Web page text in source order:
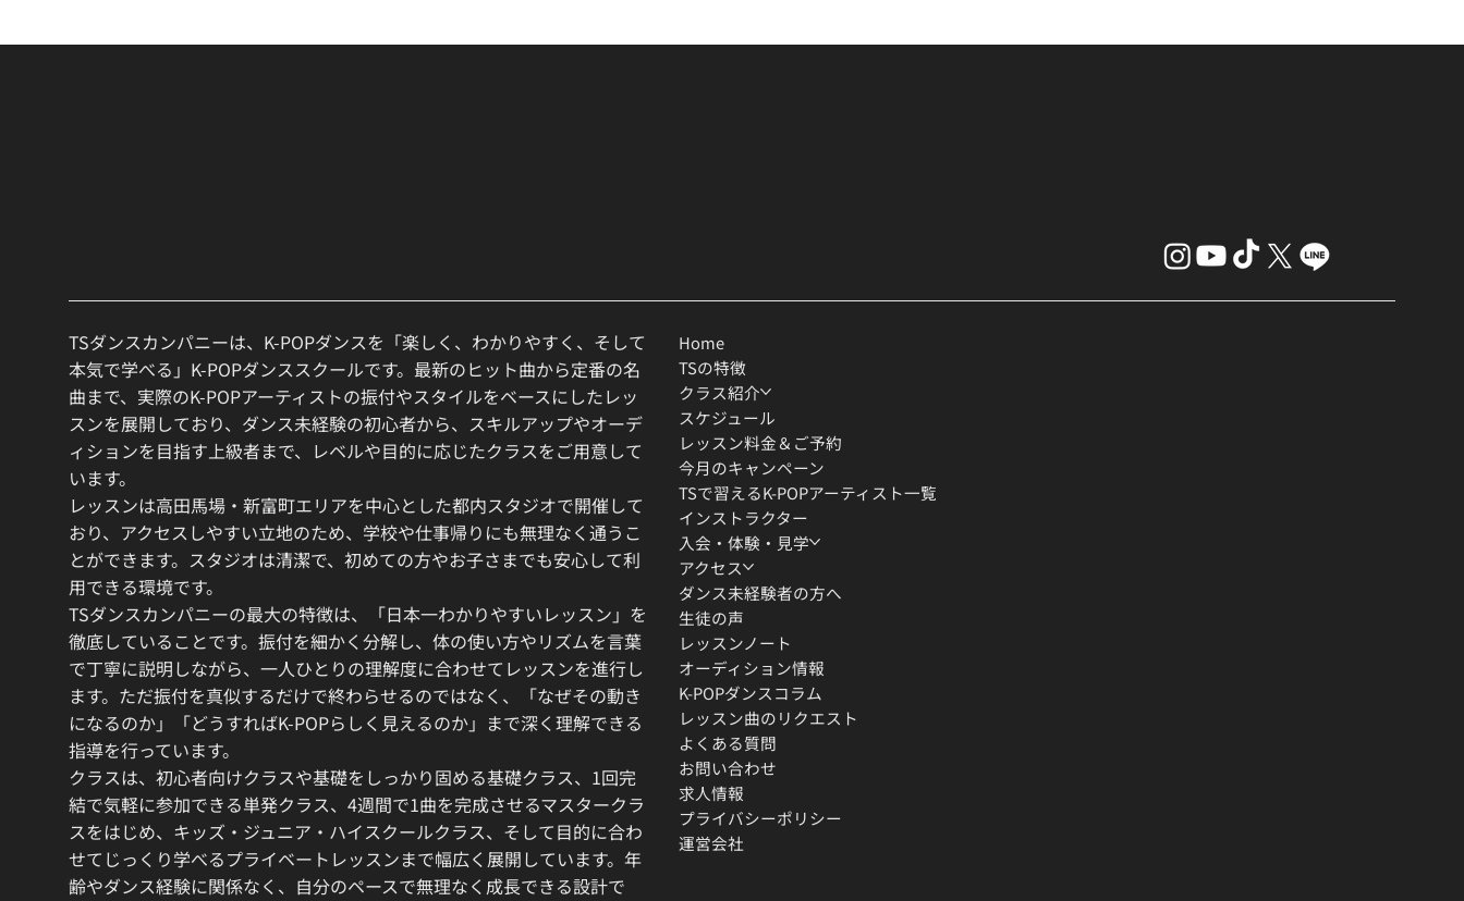
TSダンスカンパニーは、K-POPダンスを「楽しく、わかりやすく、そして
本気で学べる」K-POPダンススクールです。最新のヒット曲から定番の名
曲まで、実際のK-POPアーティストの振付やスタイルをベースにしたレッ
スンを展開しており、ダンス未経験の初心者から、スキルアップやオーデ
ィションを目指す上級者まで、レベルや目的に応じたクラスをご用意して
います。
レッスンは高田馬場・新富町エリアを中心とした都内スタジオで開催して
おり、アクセスしやすい立地のため、学校や仕事帰りにも無理なく通うこ
とができます。スタジオは清潔で、初めての方やお子さまでも安心して利
用できる環境です。
TSダンスカンパニーの最大の特徴は、「日本一わかりやすいレッスン」を
徹底していることです。振付を細かく分解し、体の使い方やリズムを言葉
で丁寧に説明しながら、一人ひとりの理解度に合わせてレッスンを進行し
ます。ただ振付を真似するだけで終わらせるのではなく、「なぜその動き
になるのか」「どうすればK-POPらしく見えるのか」まで深く理解できる
指導を行っています。
クラスは、初心者向けクラスや基礎をしっかり固める基礎クラス、1回完
結で気軽に参加できる単発クラス、4週間で1曲を完成させるマスタークラ
スをはじめ、キッズ・ジュニア・ハイスクールクラス、そして目的に合わ
せてじっくり学べるプライベートレッスンまで幅広く展開しています。年
齢やダンス経験に関係なく、自分のペースで無理なく成長できる設計で
Home
TSの特徴
クラス紹介
スケジュール
レッスン料金＆ご予約
今月のキャンペーン
TSで習えるK-POPアーティスト一覧
インストラクター
入会・体験・見学
アクセス
ダンス未経験者の方へ
生徒の声
レッスンノート
オーディション情報
K-POPダンスコラム
レッスン曲のリクエスト
よくある質問
お問い合わせ
求人情報
プライバシーポリシー
運営会社